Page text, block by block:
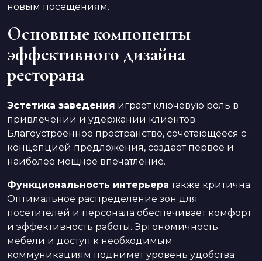
новым посещениям.
Основные компоненты
эффективного дизайна
ресторана
Эстетика заведения играет ключевую роль в
привлечении и удержании клиентов.
Благоустроенное пространство, сочетающееся с
концепцией предложения, создает первое и
наиболее мощное впечатление.
Функциональность интерьера также критична.
Оптимальное распределение зон для
посетителей и персонала обеспечивает комфорт
и эффективность работы. Эргономичность
мебели и доступ к необходимым
коммуникациям поднимет уровень удобства